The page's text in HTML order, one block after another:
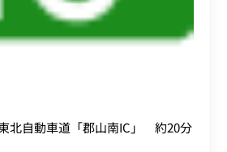
動車道「郡山南IC」 約20分